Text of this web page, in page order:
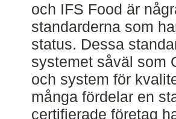
och IFS Food är
standarderna som
status. Dessa
systemet såväl som
och system för
många fördelar en
certifierade företag